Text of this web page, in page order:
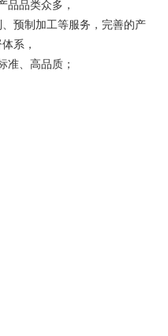
品品类众多，
预制加工等服务，完善的产
系，
准、高品质；